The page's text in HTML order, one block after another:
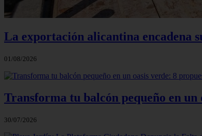
La exportación alicantina encadena
01/08/2026
Transforma tu balcón pequeño en
30/07/2026